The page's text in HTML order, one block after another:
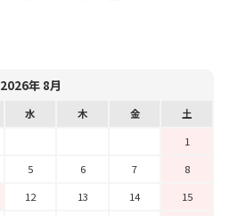
2026年 8月
水 木 金
土
1
5 6 7
8
12 13 14
15